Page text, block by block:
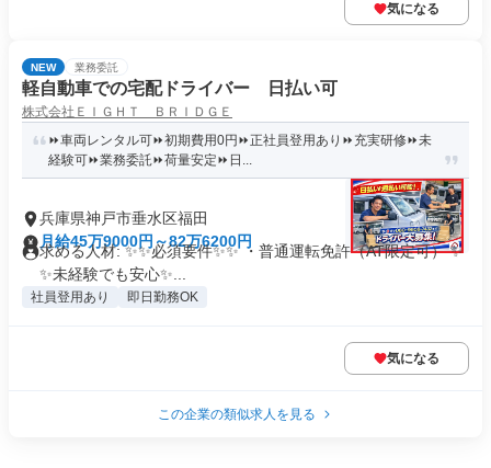
気になる
NEW 業務委託
軽自動車での宅配ドライバー 日払い可
株式会社ＥＩＧＨＴ ＢＲＩＤＧＥ
⏩車両レンタル可⏩初期費用0円⏩正社員登用あり⏩充実研修⏩未
経験可⏩業務委託⏩荷量安定⏩日...
兵庫県神戸市垂水区福田
月給45万9000円～82万6200円
求める人材: ✨✨必須要件✨✨ ・普通運転免許（AT限定可） ✨
✨未経験でも安心✨...
社員登用あり 即日勤務OK
気になる
この企業の類似求人を見る